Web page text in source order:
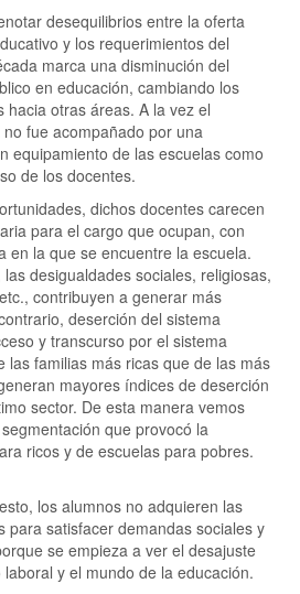
desequilibrios entre la oferta
y los requerimientos del
marca una disminución del
en educación, cambiando los
hacia otras áreas. A la vez el
fue acompañado por una
equipamiento de las escuelas como
de los docentes.
dichos docentes carecen
para el cargo que ocupan, con
en la que se encuentre la escuela.
desigualdades sociales, religiosas,
contribuyen a generar más
deserción del sistema
y transcurso por el sistema
las familias más ricas que de las más
mayores índices de deserción
sector. De esta manera vemos
que provocó la
ricos y de escuelas para pobres.
los alumnos no adquieren las
para satisfacer demandas sociales y
se empieza a ver el desajuste
y el mundo de la educación.